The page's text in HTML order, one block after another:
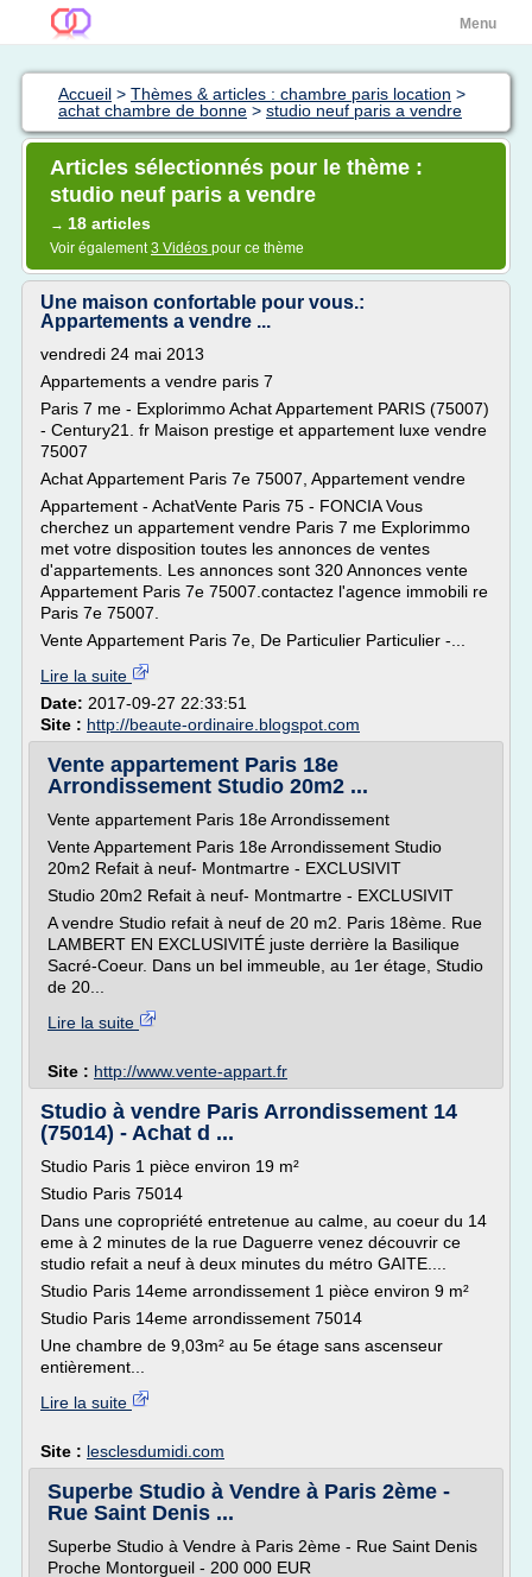
Menu
Accueil > Thèmes & articles : chambre paris location >
achat chambre de bonne > studio neuf paris a vendre
Articles sélectionnés pour le thème :
studio neuf paris a vendre
→ 18 articles
Voir également3 Vidéos pour ce thème
Une maison confortable pour vous.:
Appartements a vendre ...
vendredi 24 mai 2013
Appartements a vendre paris 7
Paris 7 me - Explorimmo Achat Appartement PARIS (75007)
- Century21. fr Maison prestige et appartement luxe vendre
75007
Achat Appartement Paris 7e 75007, Appartement vendre
Appartement - AchatVente Paris 75 - FONCIA Vous
cherchez un appartement vendre Paris 7 me Explorimmo
met votre disposition toutes les annonces de ventes
d'appartements. Les annonces sont 320 Annonces vente
Appartement Paris 7e 75007.contactez l'agence immobili re
Paris 7e 75007.
Vente Appartement Paris 7e, De Particulier Particulier -...
Lire la suite
Date: 2017-09-27 22:33:51
Site : http://beaute-ordinaire.blogspot.com
Vente appartement Paris 18e
Arrondissement Studio 20m2 ...
Vente appartement Paris 18e Arrondissement
Vente Appartement Paris 18e Arrondissement Studio
20m2 Refait à neuf- Montmartre - EXCLUSIVIT
Studio 20m2 Refait à neuf- Montmartre - EXCLUSIVIT
A vendre Studio refait à neuf de 20 m2. Paris 18ème. Rue
LAMBERT EN EXCLUSIVITÉ juste derrière la Basilique
Sacré-Coeur. Dans un bel immeuble, au 1er étage, Studio
de 20...
Lire la suite
Site : http://www.vente-appart.fr
Studio à vendre Paris Arrondissement 14
(75014) - Achat d ...
Studio Paris 1 pièce environ 19 m²
Studio Paris 75014
Dans une copropriété entretenue au calme, au coeur du 14
eme à 2 minutes de la rue Daguerre venez découvrir ce
studio refait a neuf à deux minutes du métro GAITE....
Studio Paris 14eme arrondissement 1 pièce environ 9 m²
Studio Paris 14eme arrondissement 75014
Une chambre de 9,03m² au 5e étage sans ascenseur
entièrement...
Lire la suite
Site : lesclesdumidi.com
Superbe Studio à Vendre à Paris 2ème -
Rue Saint Denis ...
Superbe Studio à Vendre à Paris 2ème - Rue Saint Denis
Proche Montorgueil - 200 000 EUR